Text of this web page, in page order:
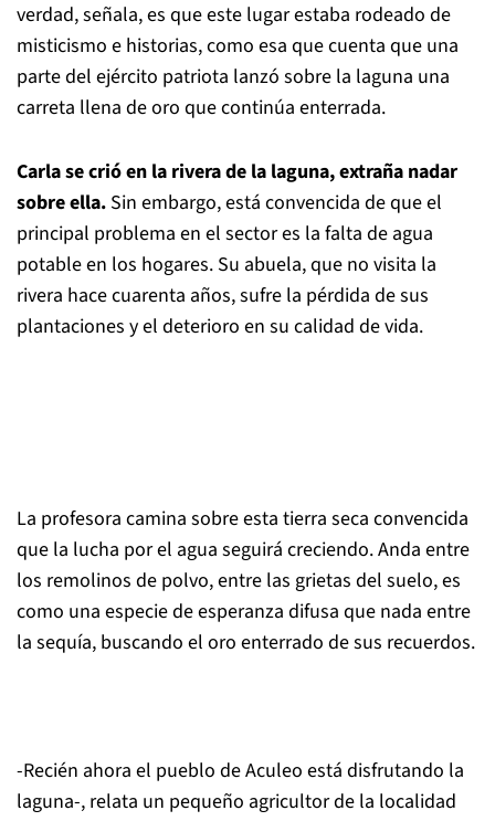
verdad, señala, es que este lugar estaba rodeado de
misticismo e historias, como esa que cuenta que una
parte del ejército patriota lanzó sobre la laguna una
carreta llena de oro que continúa enterrada.
Carla se crió en la rivera de la laguna, extraña nadar
sobre ella. Sin embargo, está convencida de que el
principal problema en el sector es la falta de agua
potable en los hogares. Su abuela, que no visita la
rivera hace cuarenta años, sufre la pérdida de sus
plantaciones y el deterioro en su calidad de vida.
La profesora camina sobre esta tierra seca convencida
que la lucha por el agua seguirá creciendo. Anda entre
los remolinos de polvo, entre las grietas del suelo, es
como una especie de esperanza difusa que nada entre
la sequía, buscando el oro enterrado de sus recuerdos.
-Recién ahora el pueblo de Aculeo está disfrutando la
laguna-, relata un pequeño agricultor de la localidad